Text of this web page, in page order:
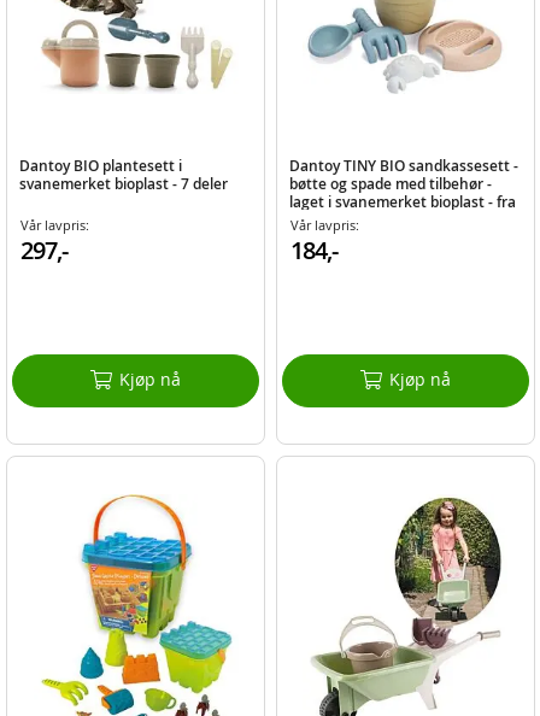
Dantoy BIO plantesett i
svanemerket bioplast - 7 deler
Vår lavpris:
297,-
Kjøp nå
Dantoy TINY BIO sandkassesett -
bøtte og spade med tilbehør -
laget i svanemerket bioplast - fra
10 mnd.
Vår lavpris:
184,-
Kjøp nå